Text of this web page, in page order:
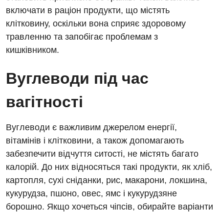
Вакансії
Заходи БПР
Енциклопедія
Програма лояльності
Відгуки
Відео
Діагностика
Ендоскопічне відділення
Інструментальна діагностика
Рентгенографія
УЗД
Декларування
включати в раціон продукти, що містять
клітковину, оскільки вона сприяє здоровому
травленню та запобігає проблемам з
кишківником.
Вуглеводи під час
вагітності
Вуглеводи є важливим джерелом енергії,
вітамінів і клітковини, а також допомагають
забезпечити відчуття ситості, не містять багато
калорій. До них відносяться такі продукти, як хліб,
картопля, сухі сніданки, рис, макарони, локшина,
кукурудза, пшоно, овес, ямс і кукурудзяне
борошно. Якщо хочеться чіпсів, обирайте варіанти